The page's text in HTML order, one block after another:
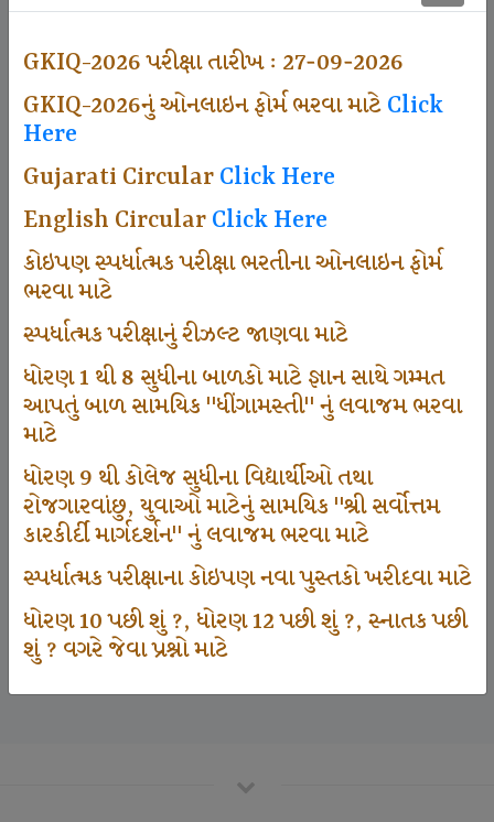
GKIQ-2026 પરીક્ષા તારીખ : 27-09-2026
GKIQ-2026નું ઓનલાઇન ફોર્મ ભરવા માટેClick
Here
Gujarati CircularClick Here
English CircularClick Here
કોઇપણ સ્પર્ધાત્મક પરીક્ષા ભરતીના ઓનલાઇન ફોર્મ
ભરવા માટે
સ્પર્ધાત્મક પરીક્ષાનું રીઝલ્ટ જાણવા માટે
ધોરણ 1 થી 8 સુધીના બાળકો માટે જ્ઞાન સાથે ગમ્મત
આપતું બાળ સામયિક "ધીંગામસ્તી" નું લવાજમ ભરવા
માટે
ધોરણ 9 થી કોલેજ સુધીના વિદ્યાર્થીઓ તથા
રોજગારવાંછુ, યુવાઓ માટેનું સામયિક "શ્રી સર્વોત્તમ
કારકીર્દી માર્ગદર્શન" નું લવાજમ ભરવા માટે
સ્પર્ધાત્મક પરીક્ષાના કોઇપણ નવા પુસ્તકો ખરીદવા માટે
ધોરણ 10 પછી શું ?, ધોરણ 12 પછી શું ?, સ્નાતક પછી
શું ? વગરે જેવા પ્રશ્નો માટે
501
Dhingamasti Subscription
671
1000
Participate School In GKIQ
125000